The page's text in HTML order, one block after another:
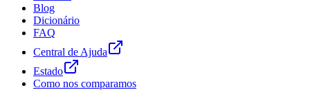
Blog
Dicionário
FAQ
Central de Ajuda
Estado
Como nos comparamos